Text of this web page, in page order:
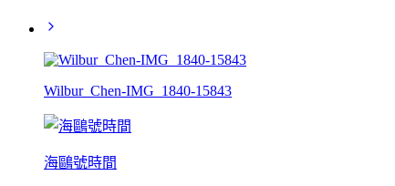
Wilbur_Chen-IMG_1840-15843
海鷗號時間